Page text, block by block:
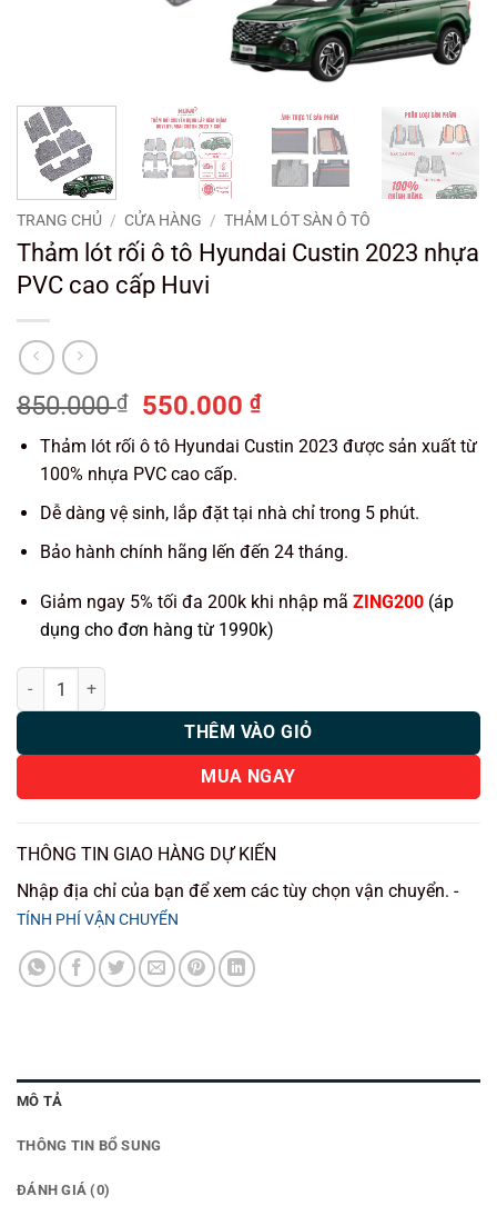
TRANG CHỦ / CỬA HÀNG / THẢM LÓT SÀN Ô TÔ
Thảm lót rối ô tô Hyundai Custin 2023 nhựa
PVC cao cấp Huvi
850.000₫
Giá
gốc
là:
850.000 ₫.
550.000₫Giá
hiện
tại
550.000 ₫.
Thảm lót rối ô tô Hyundai Custin 2023 được sản xuất từ
100% nhựa PVC cao cấp.
Dễ dàng vệ sinh, lắp đặt tại nhà chỉ trong 5 phút.
Bảo hành chính hãng lến đến 24 tháng.
Giảm ngay 5% tối đa 200k khi nhập mã ZING200 (áp
dụng cho đơn hàng từ 1990k)
Thảm lót rối ô tô Hyundai Custin 2023 nhựa PVC cao cấp Huvi số
THÊM VÀO GIỎ
MUA NGAY
THÔNG TIN GIAO HÀNG DỰ KIẾN
Nhập địa chỉ của bạn để xem các tùy chọn vận chuyển. -
TÍNH PHÍ VẬN CHUYỂN
MÔ TẢ
THÔNG TIN BỔ SUNG
ĐÁNH GIÁ (0)